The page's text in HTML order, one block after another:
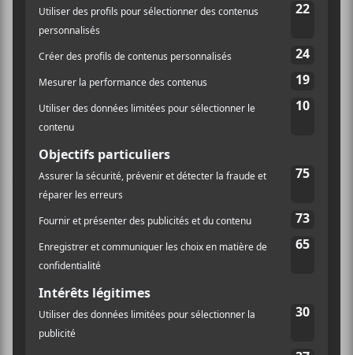
Birda aussi annoncé qu’il performera le contenu de
Andrew Bird & the Mysterious
Production of Eggslive onSeated
Son dernier opus studio de 2019,
s’est mérité une nomination pour le Grammy du
meilleur album folk de l’année.